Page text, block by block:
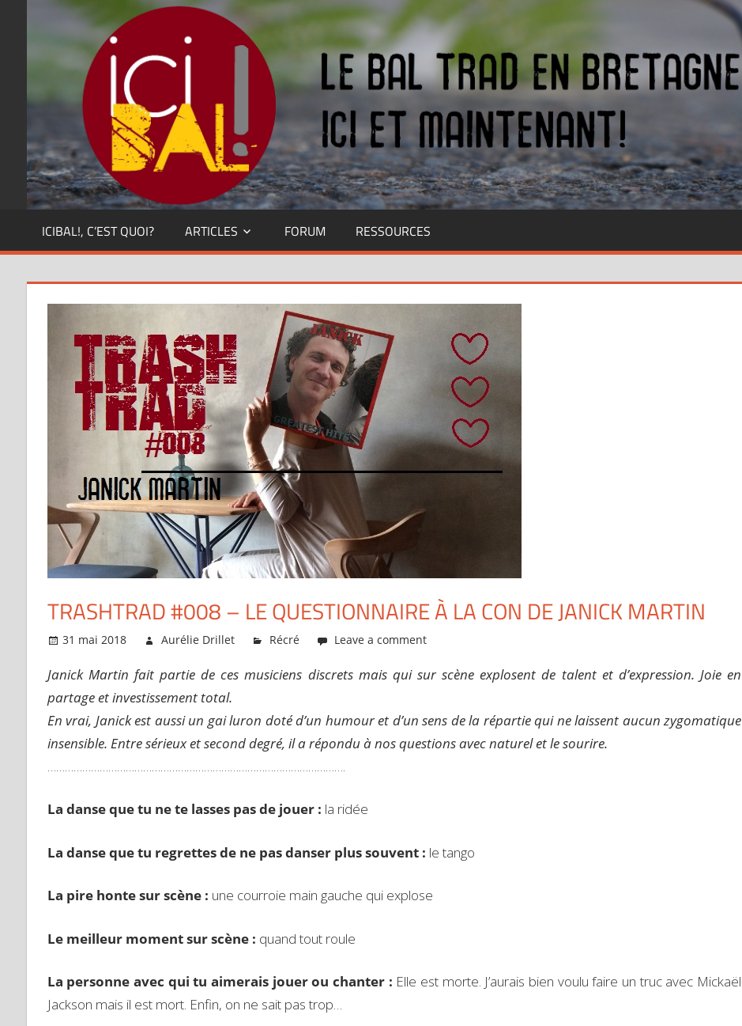
content
Dansez
ICIBAL!, C’EST QUOI? ARTICLES FORUM RESSOURCES
TRASHTRAD #008 – LE QUESTIONNAIRE À LA CON DE JANICK MARTIN
31 mai 2018 Aurélie Drillet Récré Leave a comment
Janick Martin fait partie de ces musiciens discrets mais qui sur scène explosent de talent et d’expression. Joie en
partage et investissement total.
En vrai, Janick est aussi un gai luron doté d’un humour et d’un sens de la répartie qui ne laissent aucun zygomatique
insensible. Entre sérieux et second degré, il a répondu à nos questions avec naturel et le sourire.
………………………………………………………………………………………….
La danse que tu ne te lasses pas de jouer : la ridée
La danse que tu regrettes de ne pas danser plus souvent : le tango
La pire honte sur scène : une courroie main gauche qui explose
Le meilleur moment sur scène : quand tout roule
La personne avec qui tu aimerais jouer ou chanter : Elle est morte. J’aurais bien voulu faire un truc avec Mickaël
Jackson mais il est mort. Enfin, on ne sait pas trop…